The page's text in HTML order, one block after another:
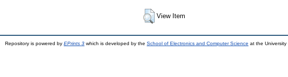
View Item
Repository is powered by EPrints 3 which is developed by the School of Electronics and Computer Science at the University